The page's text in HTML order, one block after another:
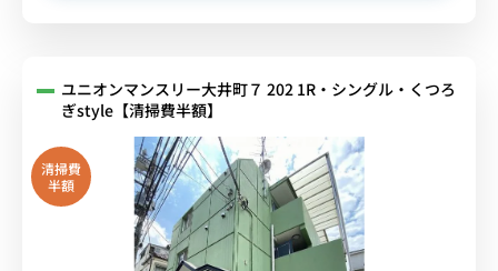
ユニオンマンスリー大井町７ 202 1R・シングル・くつろ
ぎstyle【清掃費半額】
清掃費
半額